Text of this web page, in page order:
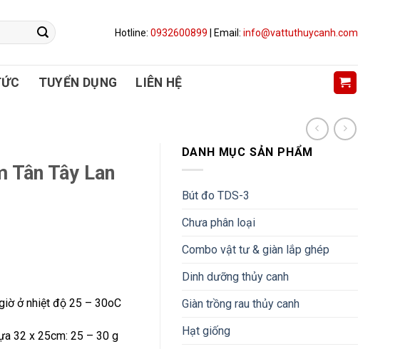
Hotline: 0932600899 | Email: info@vattuthuycanh.com
TUYỂN DỤNG LIÊN HỆ
DANH MỤC SẢN PHẨM
Bút đo TDS-3
Chưa phân loại
Combo vật tư & giàn lắp ghép
Dinh dưỡng thủy canh
Giàn trồng rau thủy canh
Hạt giống
Tân Tây Lan
ở nhiệt độ 25 – 30oC
32 x 25cm: 25 – 30 g